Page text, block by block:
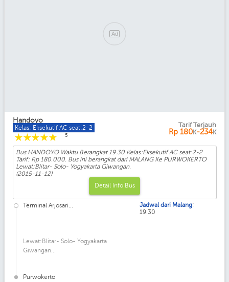
Handoyo
Kelas: Eksekutif AC seat:2-2
☆
☆
☆
☆
☆ 5
Tarif Terjauh
Rp 180K-234K
Bus HANDOYO Waktu Berangkat 19.30 Kelas:Eksekutif AC seat:2-2
Tarif: Rp 180.000. Bus ini berangkat dari MALANG Ke PURWOKERTO
Lewat:Blitar- Solo- Yogyakarta Giwangan.
(2015-11-12)
Detail Info Bus
Terminal Arjosari...
Lewat:Blitar- Solo- Yogyakarta
Giwangan...
Purwokerto
Jadwal dari Malang:
19.30